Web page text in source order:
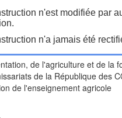
n'est modifiée par
n'a jamais été
de l'agriculture et de la
de la République des
de l'enseignement agricole